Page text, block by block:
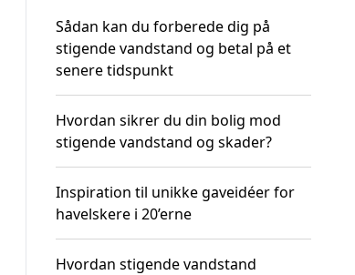
Sådan kan du forberede dig på
stigende vandstand og betal på et
senere tidspunkt
Hvordan sikrer du din bolig mod
stigende vandstand og skader?
Inspiration til unikke gaveidéer for
havelskere i 20’erne
Hvordan stigende vandstand